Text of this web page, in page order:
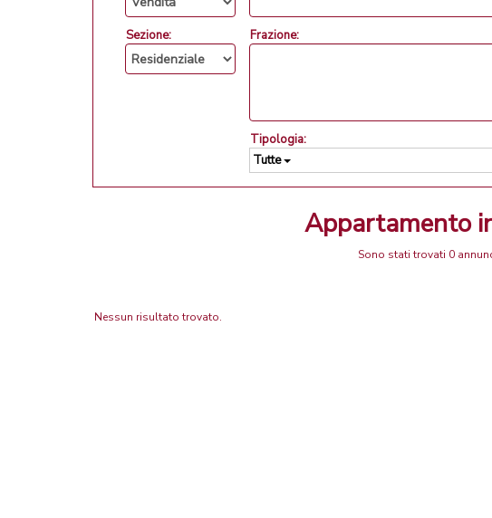
Sezione: Frazione:
Tipologia:
Tutte
Appartamento
Sono stati trovati 0
Nessun risultato trovato.